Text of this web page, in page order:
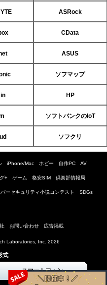
ASRock
CData
ASUS
ソフマップ
HP
ソフトバンクのIoT
ソフクリ
iPhone/Mac ホビー 自作PC AV
+ ゲーム 格安SIM 倶楽部情報局
ーセキュリティ小説コンテスト SDGs
お問い合わせ 広告掲載
Laboratories, Inc. 2026
式
スマートフォン